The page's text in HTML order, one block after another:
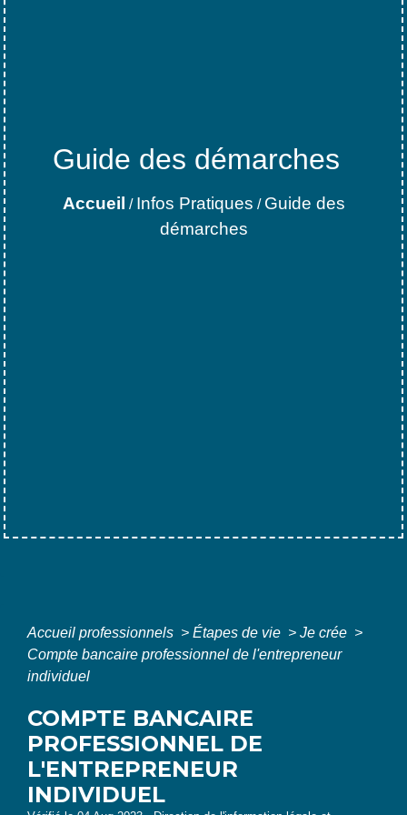
Guide des démarches
Accueil / Infos Pratiques / Guide des
démarches
Accueil professionnels > Étapes de vie > Je crée >
Compte bancaire professionnel de l'entrepreneur
individuel
COMPTE BANCAIRE
PROFESSIONNEL DE
L'ENTREPRENEUR
INDIVIDUEL